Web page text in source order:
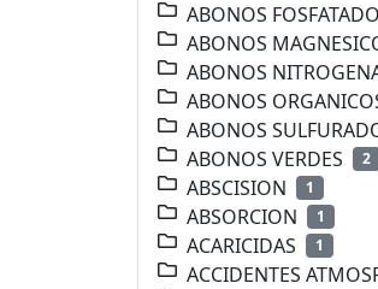
ABONOS
ABONOS
ABONOS
ABONOS
ABONOS
ABONOS VERDES 2
ABSCISION 1
ABSORCION 1
ACARICIDAS 1
ACCIDENTES